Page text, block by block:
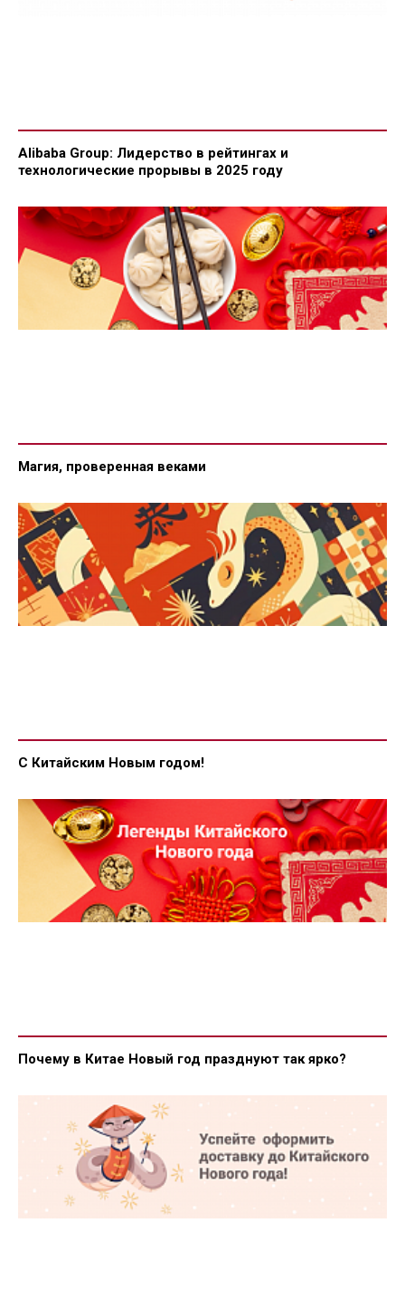
Alibaba Group: Лидерство в рейтингах и
технологические прорывы в 2025 году
Магия, проверенная веками
С Китайским Новым годом!
Почему в Китае Новый год празднуют так ярко?